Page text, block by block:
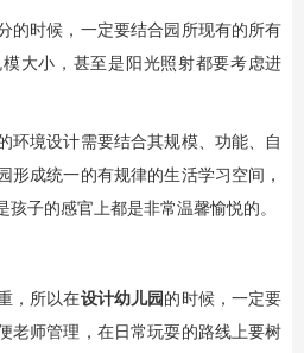
的时候，一定要结合园所现有的所有
大小，甚至是阳光照射都要考虑进
环境设计需要结合其规模、功能、自
形成统一的有规律的生活学习空间，
子的感官上都是非常温馨愉悦的。
，所以在设计幼儿园的时候，一定要
老师管理，在日常玩耍的路线上要树